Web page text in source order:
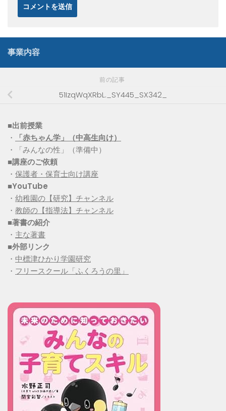
事業内容
前の記事
51IzqWqXRbL._SY445_SX342_
■出前授業
・
「赤ちゃん学」（中高生向け）
・「みんなの性」（準備中）
■講座のご依頼
・ 保護者・保育士向け講座
■YouTube
・ 幼稚園の【研究】チャンネル
・ 教師の【指導法】チャンネル
■著書の紹介
・ 主な著書
■外部リンク
・ 中標津ひかり学園研究
・ フリースクール「ふくろうの里」